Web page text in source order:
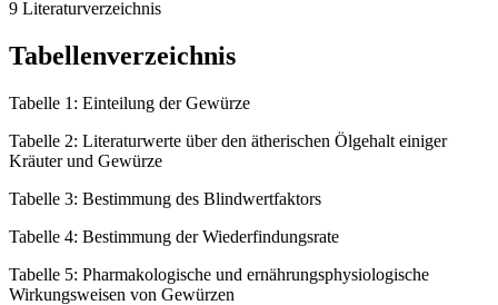
9 Literaturverzeichnis
Tabellenverzeichnis
Tabelle 1: Einteilung der Gewürze
Tabelle 2: Literaturwerte über den ätherischen Ölgehalt einiger
Kräuter und Gewürze
Tabelle 3: Bestimmung des Blindwertfaktors
Tabelle 4: Bestimmung der Wiederfindungsrate
Tabelle 5: Pharmakologische und ernährungsphysiologische
Wirkungsweisen von Gewürzen